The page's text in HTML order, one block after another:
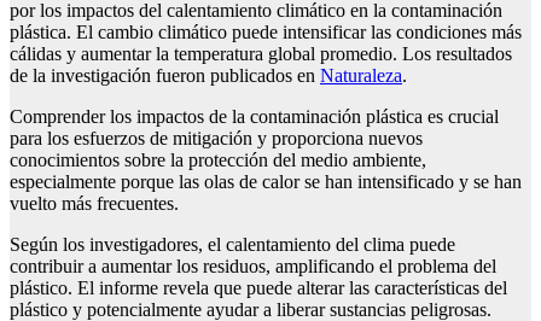
por los impactos del calentamiento climático en la contaminación
plástica. El cambio climático puede intensificar las condiciones más
cálidas y aumentar la temperatura global promedio. Los resultados
de la investigación fueron publicados en Naturaleza.
Comprender los impactos de la contaminación plástica es crucial
para los esfuerzos de mitigación y proporciona nuevos
conocimientos sobre la protección del medio ambiente,
especialmente porque las olas de calor se han intensificado y se han
vuelto más frecuentes.
Según los investigadores, el calentamiento del clima puede
contribuir a aumentar los residuos, amplificando el problema del
plástico. El informe revela que puede alterar las características del
plástico y potencialmente ayudar a liberar sustancias peligrosas.